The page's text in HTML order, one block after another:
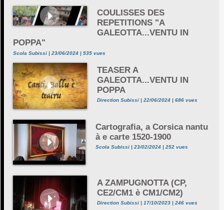
COULISSES DES
REPETITIONS "A
GALEOTTA...VENTU IN
POPPA"
Scola Subissi | 23/06/2024 | 535 vues
TEASER A
GALEOTTA...VENTU IN
POPPA
Direction Subissi | 22/06/2024 | 686 vues
Cartografia, a Corsica nantu
à e carte 1520-1900
Scola Subissi | 23/02/2024 | 252 vues
A ZAMPUGNOTTA (CP,
CE2/CM1 è CM1/CM2)
Direction Subissi | 17/10/2023 | 246 vues